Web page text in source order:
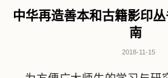
中华再造善本和古籍影印
南
2018-11-15